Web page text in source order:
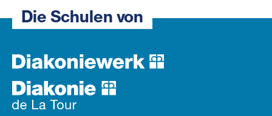
Die Schulen von